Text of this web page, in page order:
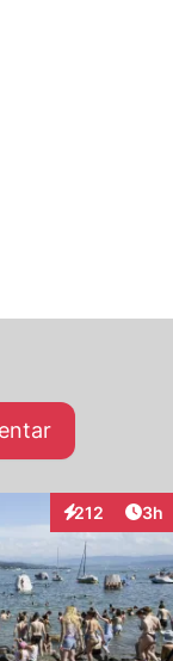
212
Interaktionen
3h